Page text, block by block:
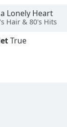
Lonely Heart
Hair & 80's Hits
True